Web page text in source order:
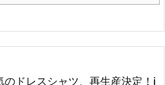
のドレスシャツ、再生産決定！i